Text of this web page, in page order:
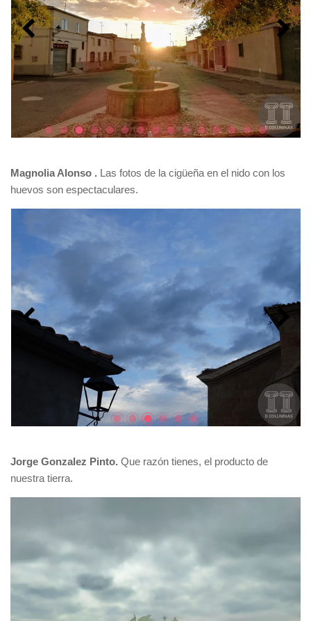
Magnolia Alonso . Las fotos de la cigüeña en el nido con los
huevos son espectaculares.
Jorge Gonzalez Pinto. Que razón tienes, el producto de
nuestra tierra.